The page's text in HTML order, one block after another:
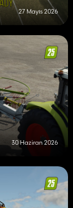
27 Mayıs 2026
30 Haziran 2026